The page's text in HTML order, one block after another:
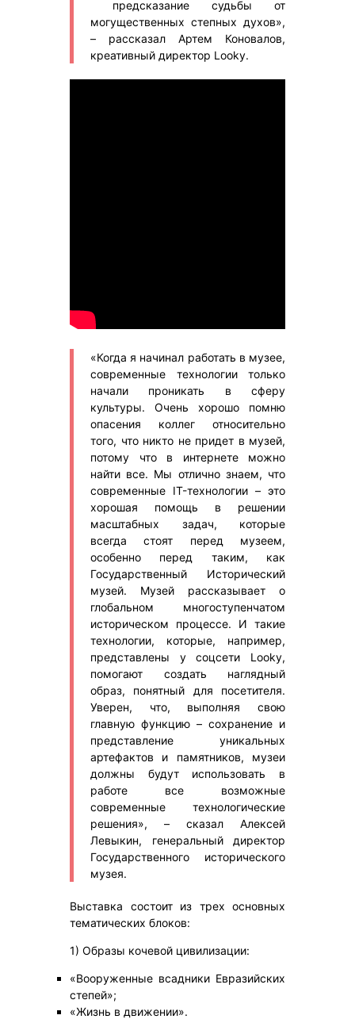
предсказание судьбы от
могущественных степных духов»,
– рассказал Артем Коновалов,
креативный директор Looky.
«Когда я начинал работать в музее,
современные технологии только
начали проникать в сферу
культуры. Очень хорошо помню
опасения коллег относительно
того, что никто не придет в музей,
потому что в интернете можно
найти все. Мы отлично знаем, что
современные IT-технологии – это
хорошая помощь в решении
масштабных задач, которые
всегда стоят перед музеем,
особенно перед таким, как
Государственный Исторический
музей. Музей рассказывает о
глобальном многоступенчатом
историческом процессе. И такие
технологии, которые, например,
представлены у соцсети Looky,
помогают создать наглядный
образ, понятный для посетителя.
Уверен, что, выполняя свою
главную функцию – сохранение и
представление уникальных
артефактов и памятников, музеи
должны будут использовать в
работе все возможные
современные технологические
решения», – сказал Алексей
Левыкин, генеральный директор
Государственного исторического
музея.
Выставка состоит из трех основных
тематических блоков:
1) Образы кочевой цивилизации:
«Вооруженные всадники Евразийских
степей»;
«Жизнь в движении».